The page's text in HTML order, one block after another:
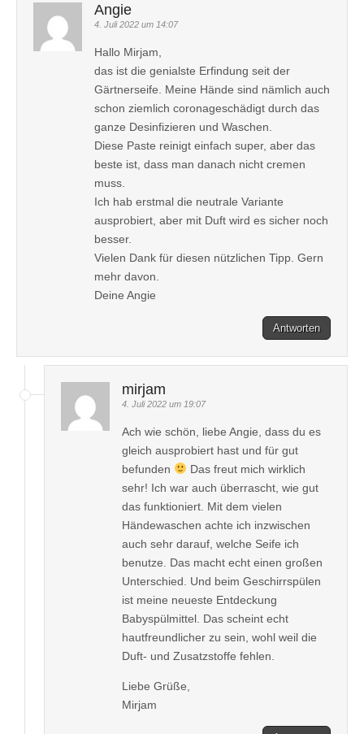
Angie
4. Juli 2022 um 14:07
Hallo Mirjam,
das ist die genialste Erfindung seit der
Gärtnerseife. Meine Hände sind nämlich auch
schon ziemlich coronageschädigt durch das
ganze Desinfizieren und Waschen.
Diese Paste reinigt einfach super, aber das
beste ist, dass man danach nicht cremen
muss.
Ich hab erstmal die neutrale Variante
ausprobiert, aber mit Duft wird es sicher noch
besser.
Vielen Dank für diesen nützlichen Tipp. Gern
mehr davon.
Deine Angie
Antworten
mirjam
4. Juli 2022 um 19:07
Ach wie schön, liebe Angie, dass du es
gleich ausprobiert hast und für gut
befunden
Das freut mich wirklich
sehr! Ich war auch überrascht, wie gut
das funktioniert. Mit dem vielen
Händewaschen achte ich inzwischen
auch sehr darauf, welche Seife ich
benutze. Das macht echt einen großen
Unterschied. Und beim Geschirrspülen
ist meine neueste Entdeckung
Babyspülmittel. Das scheint echt
hautfreundlicher zu sein, wohl weil die
Duft- und Zusatzstoffe fehlen.
Liebe Grüße,
Mirjam